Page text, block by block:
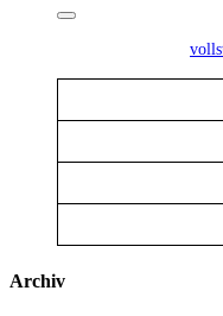
Archiv